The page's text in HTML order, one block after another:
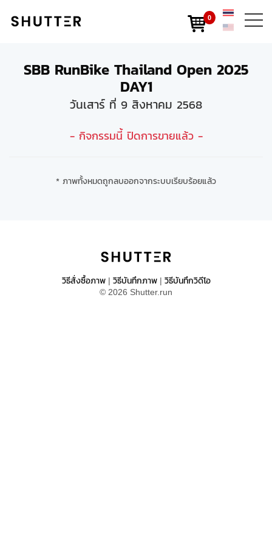
0
SBB RunBike Thailand Open 2025
DAY1
วันเสาร์ ที่ 9 สิงหาคม 2568
- กิจกรรมนี้ ปิดการขายแล้ว -
* ภาพทั้งหมดถูกลบออกจากระบบเรียบร้อยแล้ว
วิธีสั่งซื้อภาพ| วิธีบันทึกภาพ| วิธีบันทึกวิดีโอ
© 2026 Shutter.run